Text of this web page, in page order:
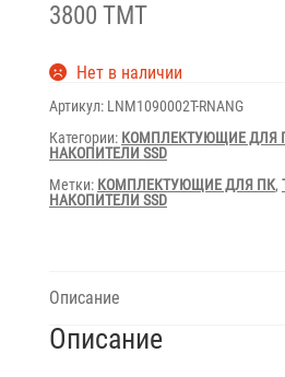
3800 TMT
Нет в наличии
Артикул: LNM1090002T-RNANG
Категории: КОМПЛЕКТУЮЩИЕ ДЛЯ
НАКОПИТЕЛИ SSD
Метки: КОМПЛЕКТУЮЩИЕ ДЛЯ ПК,
НАКОПИТЕЛИ SSD
Описание
Описание